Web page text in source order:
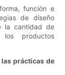
función e
de diseño
la cantidad de
productos
prácticas de